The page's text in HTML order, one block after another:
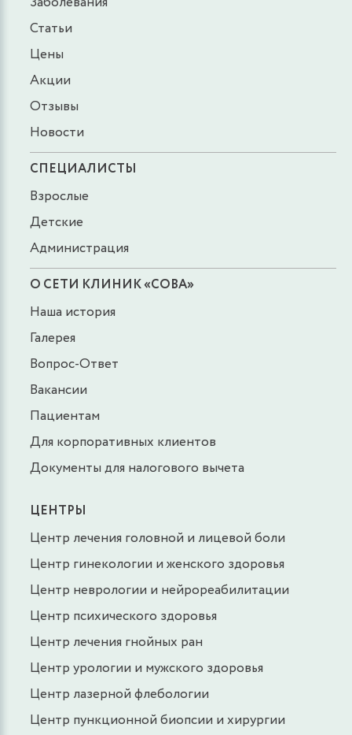
Статьи
Цены
Акции
Отзывы
Новости
СПЕЦИАЛИСТЫ
Взрослые
Детские
Администрация
О СЕТИ КЛИНИК «СОВА»
Наша история
Галерея
Вопрос-Ответ
Вакансии
Пациентам
Для корпоративных клиентов
Документы для налогового вычета
ЦЕНТРЫ
Центр лечения головной и лицевой боли
Центр гинекологии и женского здоровья
Центр неврологии и нейрореабилитации
Центр психического здоровья
Центр лечения гнойных ран
Центр урологии и мужского здоровья
Центр лазерной флебологии
Центр пункционной биопсии и хирургии